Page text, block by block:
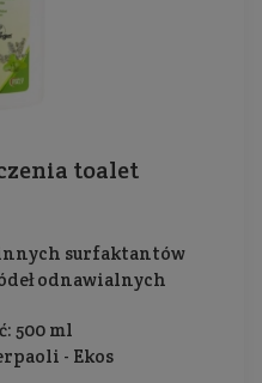
toalet
surfaktantów
odnawialnych
500 ml
- Ekos